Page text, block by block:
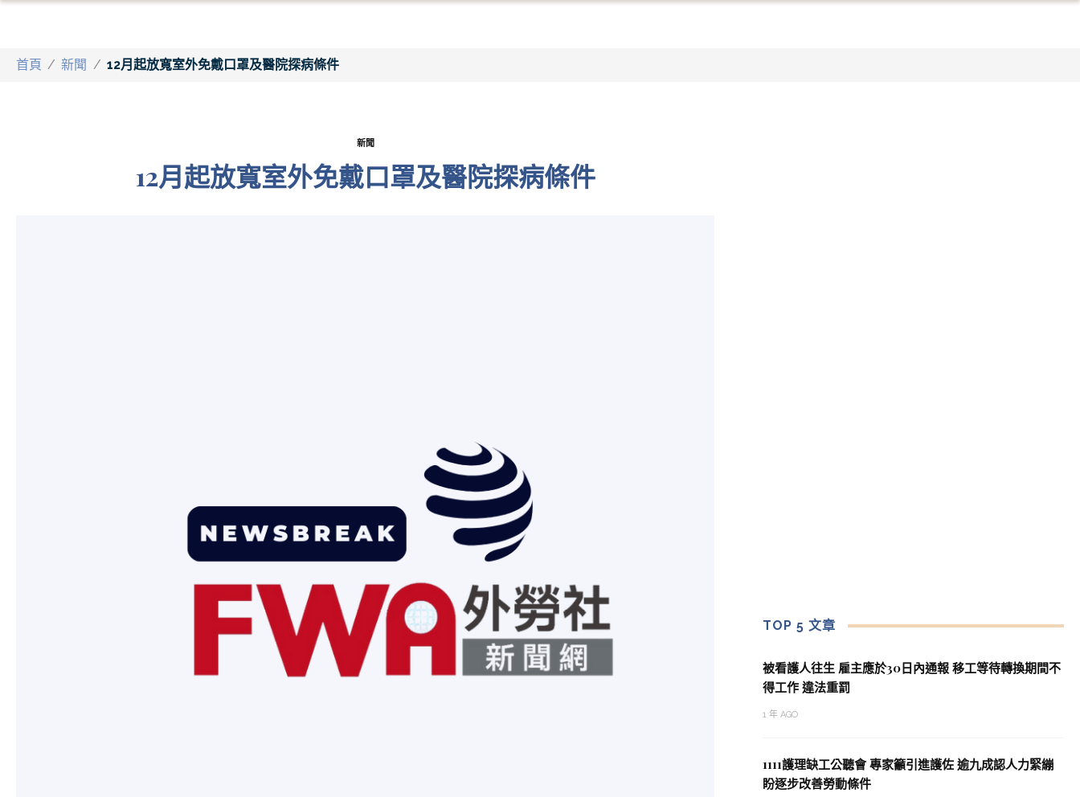
首頁 / 新聞 / 12月起放寬室外免戴口罩及醫院探病條件
新聞
12月起放寬室外免戴口罩及醫院探病條件
TOP 5 文章
被看護人往生 雇主應於30日內通報 移工等待轉換期間不
得工作 違法重罰
1 年 AGO
1111護理缺工公聽會 專家籲引進護佐 逾九成認人力緊繃
盼逐步改善勞動條件